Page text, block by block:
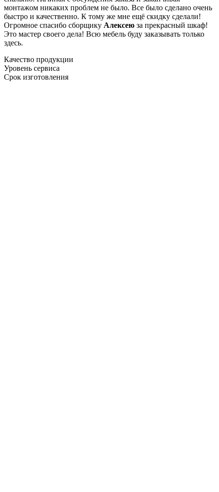
монтажом никаких проблем не было. Все было сделано очень
быстро и качественно. К тому же мне ещё скидку сделали!
Огромное спасибо сборщику Алексею за прекрасный шкаф!
Это мастер своего дела! Всю мебель буду заказывать только
здесь.
Качество продукции
Уровень сервиса
Срок изготовления